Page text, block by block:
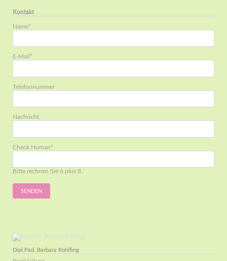
Kontakt
Pflichtfeld
Name*
Pflichtfeld
E-Mail *
Telefonnummer
Nachricht
Pflichtfeld
Check Human*
Bitte rechnen Sie 6 plus 8.
SENDEN
Dipl.Päd. Barbara Rohlfing